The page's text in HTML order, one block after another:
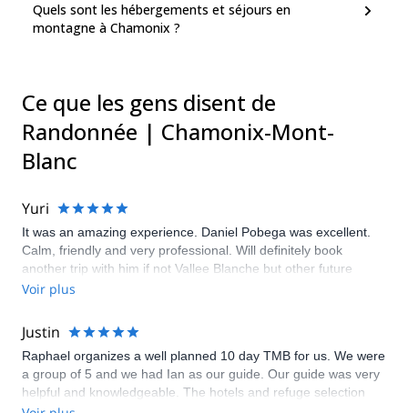
Quels sont les hébergements et séjours en
montagne à Chamonix ?
Ce que les gens disent de
Randonnée | Chamonix-Mont-
Blanc
Yuri
It was an amazing experience. Daniel Pobega was excellent.
Calm, friendly and very professional. Will definitely book
another trip with him if not Vallee Blanche but other future
activities.
Voir plus
Justin
Raphael organizes a well planned 10 day TMB for us. We were
a group of 5 and we had Ian as our guide. Our guide was very
helpful and knowledgeable. The hotels and refuge selection